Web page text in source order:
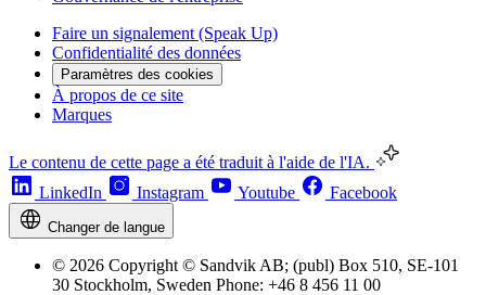
Faire un signalement (Speak Up)
Confidentialité des données
Paramètres des cookies
À propos de ce site
Marques
Le contenu de cette page a été traduit à l'aide de l'IA.
LinkedIn
Instagram Youtube Facebook
Changer de langue
© 2026 Copyright © Sandvik AB; (publ) Box 510, SE-101
30 Stockholm, Sweden Phone: +46 8 456 11 00